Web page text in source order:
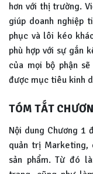
hơn với thị trường.
giúp doanh nghiệp
phục và lôi kéo
phù hợp với sự gắn
của mọi bộ phận
được mục tiêu kinh
TÓM TẮT
Nội dung Chương 1
quản trị Marketing,
sản phẩm. Từ đó